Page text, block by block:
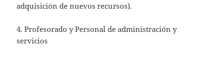
adquisición de nuevos recursos).
4. Profesorado y Personal de administración y
servicios